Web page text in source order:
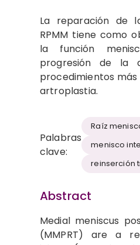
La reparación de
RPMM tiene como
la función
progresión de la
procedimientos más
artroplastia.
Palabras
clave:
Raíz
menisco
reinserción
Abstract
Medial meniscus
(MMPRT) are a